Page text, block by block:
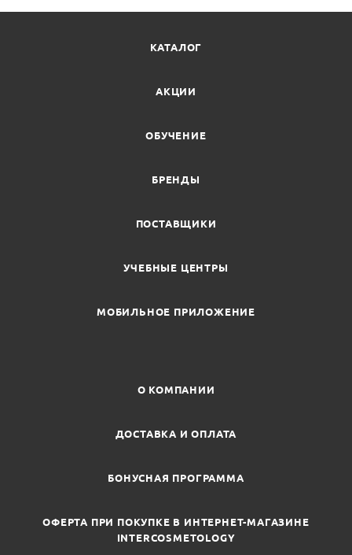
КАТАЛОГ
АКЦИИ
ОБУЧЕНИЕ
БРЕНДЫ
ПОСТАВЩИКИ
УЧЕБНЫЕ ЦЕНТРЫ
МОБИЛЬНОЕ ПРИЛОЖЕНИЕ
О КОМПАНИИ
ДОСТАВКА И ОПЛАТА
БОНУСНАЯ ПРОГРАММА
ОФЕРТА ПРИ ПОКУПКЕ В ИНТЕРНЕТ-МАГАЗИНЕ
INTERCOSMETOLOGY